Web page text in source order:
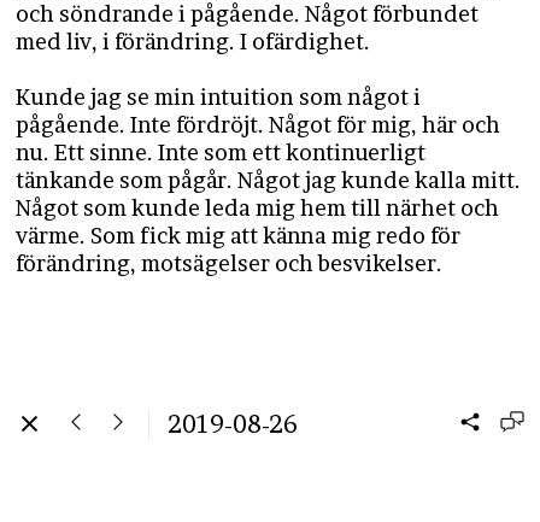
och söndrande i pågående. Något förbundet
med liv, i förändring. I ofärdighet.
Kunde jag se min intuition som något i
pågående. Inte fördröjt. Något för mig, här och
nu. Ett sinne. Inte som ett kontinuerligt
tänkande som pågår. Något jag kunde kalla mitt.
Något som kunde leda mig hem till närhet och
värme. Som fick mig att känna mig redo för
förändring, motsägelser och besvikelser.
2019-08-26